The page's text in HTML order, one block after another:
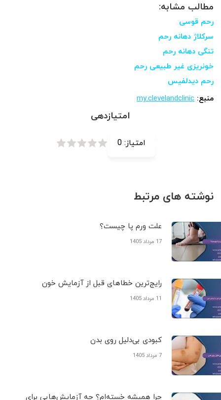
مطالب مشابه:
رحم قوسی
سرکلاژ دهانه رحم
تنگی دهانه رحم
خونریزی غیر طبیعی رحم
رحم دیدلفیس
منبع: my.clevelandclinic
امتیازدهی
امتیاز: 0
نوشته های مرتبط
علت ورم پا چیست؟
17 مرداد 1405
رایج‌ترین خطاهای قبل از آزمایش خون
11 مرداد 1405
کبودی‌ بی‌دلیل روی بدن
7 مرداد 1405
چرا همیشه خسته‌ام؟ چه آزمایش‌هایی برای